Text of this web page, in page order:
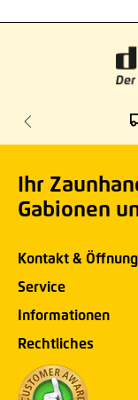
Ihr
Gabionen
Kontakt &
Service
Informationen
Rechtliches